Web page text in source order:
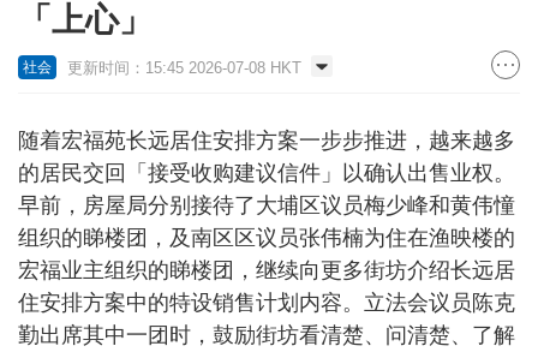
「上心」
社会 更新时间：15:45 2026-07-08 HKT
随着宏福苑长远居住安排方案一步步推进，越来越多
的居民交回「接受收购建议信件」以确认出售业权。
早前，房屋局分别接待了大埔区议员梅少峰和黄伟憧
组织的睇楼团，及南区区议员张伟楠为住在渔映楼的
宏福业主组织的睇楼团，继续向更多街坊介绍长远居
住安排方案中的特设销售计划内容。立法会议员陈克
勤出席其中一团时，鼓励街坊看清楚、问清楚、了解